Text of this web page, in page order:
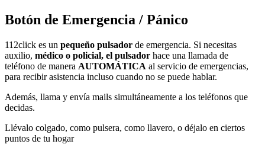
Botón de Emergencia / Pánico
112click es un pequeño pulsador de emergencia. Si necesitas
auxilio, médico o policial, el pulsador hace una llamada de
teléfono de manera AUTOMÁTICA al servicio de emergencias,
para recibir asistencia incluso cuando no se puede hablar.
Además, llama y envía mails simultáneamente a los teléfonos que
decidas.
Llévalo colgado, como pulsera, como llavero, o déjalo en ciertos
puntos de tu hogar